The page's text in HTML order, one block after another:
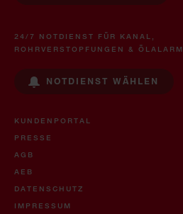
24/7 NOTDIENST FÜR KANAL,
ROHRVERSTOPFUNGEN & ÖLALARM
NOTDIENST WÄHLEN
KUNDENPORTAL
PRESSE
AGB
AEB
DATENSCHUTZ
IMPRESSUM